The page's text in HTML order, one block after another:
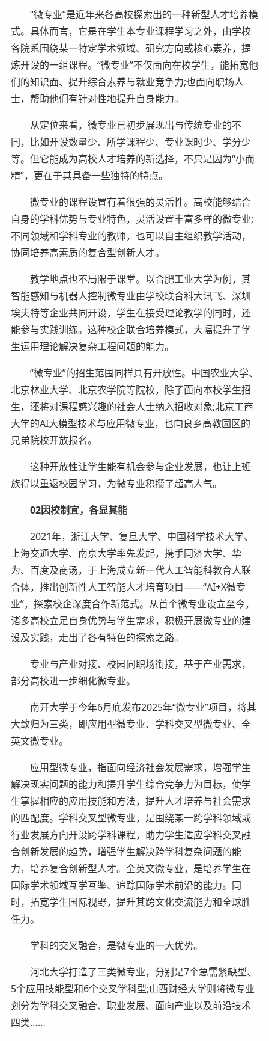
“微专业”是近年来各高校探索出的一种新型人才培养模
式。具体而言，它是在学生本专业课程学习之外，由学校
各院系围绕某一特定学术领域、研究方向或核心素养，提
炼开设的一组课程。“微专业”不仅面向在校学生，能拓宽他
们的知识面、提升综合素养与就业竞争力;也面向职场人
士，帮助他们有针对性地提升自身能力。
从定位来看，微专业已初步展现出与传统专业的不
同，比如开设数量少、所学课程少、专业课时少、学分少
等。但它能成为高校人才培养的新选择，不只是因为“小而
精”，更在于其具备一些独特的特点。
微专业的课程设置有着很强的灵活性。高校能够结合
自身的学科优势与专业特色，灵活设置丰富多样的微专业;
不同领域和学科专业的教师，也可以自主组织教学活动，
协同培养高素质的复合型创新人才。
教学地点也不局限于课堂。以合肥工业大学为例，其
智能感知与机器人控制微专业由学校联合科大讯飞、深圳
埃夫特等企业共同开设，学生在接受理论教学的同时，还
能参与实践训练。这种校企联合培养模式，大幅提升了学
生运用理论解决复杂工程问题的能力。
“微专业”的招生范围同样具有开放性。中国农业大学、
北京林业大学、北京农学院等院校，除了面向本校学生招
生，还将对课程感兴趣的社会人士纳入招收对象;北京工商
大学的AI大模型技术与应用微专业，也向良乡高教园区的
兄弟院校开放报名。
这种开放性让学生能有机会参与企业发展，也让上班
族得以重返校园学习，为微专业积攒了超高人气。
02因校制宜，各显其能
2021年，浙江大学、复旦大学、中国科学技术大学、
上海交通大学、南京大学率先发起，携手同济大学、华
为、百度及商汤，于上海成立新一代人工智能科教育人联
合体，推出创新性人工智能人才培育项目——“AI+X微专
业”，探索校企深度合作新范式。从首个微专业设立至今，
诸多高校立足自身优势与学生需求，积极开展微专业的建
设及实践，走出了各有特色的探索之路。
专业与产业对接、校园同职场衔接，基于产业需求，
部分高校进一步细化微专业。
南开大学于今年6月底发布2025年“微专业”项目，将其
大致归为三类，即应用型微专业、学科交叉型微专业、全
英文微专业。
应用型微专业，指面向经济社会发展需求，增强学生
解决现实问题的能力和提升学生综合竞争力为目标，使学
生掌握相应的应用技能和方法，提升人才培养与社会需求
的匹配度。学科交叉型微专业，是围绕某一跨学科领域或
行业发展方向开设跨学科课程，助力学生适应学科交叉融
合创新发展的趋势，增强学生解决跨学科复杂问题的能
力，培养复合创新型人才。全英文微专业，是培养学生在
国际学术领域互学互鉴、追踪国际学术前沿的能力。同
时，拓宽学生国际视野，提升其跨文化交流能力和全球胜
任力。
学科的交叉融合，是微专业的一大优势。
河北大学打造了三类微专业，分别是7个急需紧缺型、
5个应用技能型和6个交叉学科型;山西财经大学则将微专业
划分为学科交叉融合、职业发展、面向产业以及前沿技术
四类……